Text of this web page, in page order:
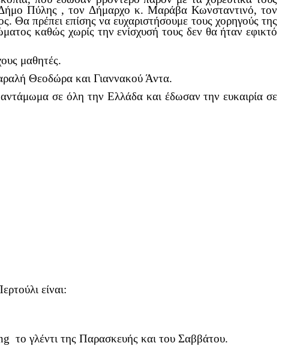
Πύλης , τον Δήμαρχο κ. Μαράβα Κωνσταντινό, τον
πρέπει επίσης να ευχαριστήσουμε τους χορηγούς της
καθώς χωρίς την ενίσχυσή τους δεν θα ήταν εφικτό
μαθητές.
Θεοδώρα και Γιαννακού Άντα.
σε όλη την Ελλάδα και έδωσαν την ευκαιρία σε
είναι:
γλέντι της Παρασκευής και του Σαββάτου.